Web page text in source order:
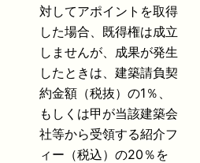
対してアポイントを取得
した場合、既得権は成立
しませんが、成果が発生
したときは、建築請負契
約金額（税抜）の1％、
もしくは甲が当該建築会
社等から受領する紹介フ
ィー（税込）の20％を